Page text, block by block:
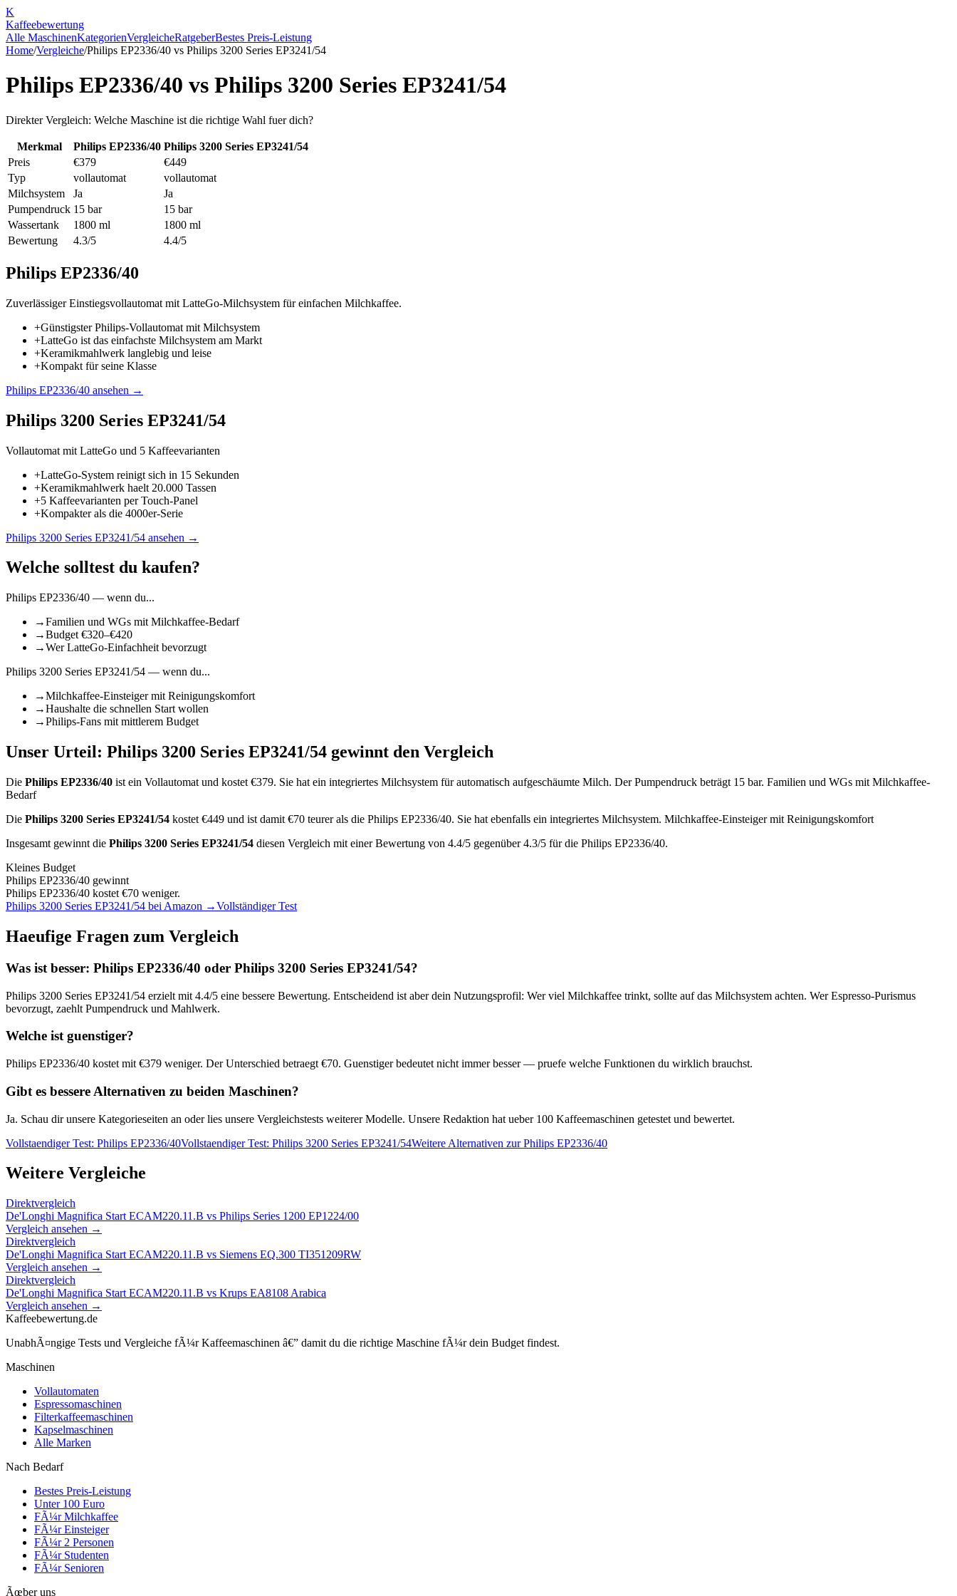
K
Kaffeebewertung
Alle MaschinenKategorienVergleicheRatgeberBestes Preis-Leistung
Home/Vergleiche/Philips EP2336/40 vs Philips 3200 Series EP3241/54
Philips EP2336/40 vs Philips 3200 Series EP3241/54
Direkter Vergleich: Welche Maschine ist die richtige Wahl fuer dich?
Merkmal Philips EP2336/40 Philips 3200 Series EP3241/54
Preis
€379
€449
Typ
vollautomat
vollautomat
Milchsystem
Ja
Ja
Pumpendruck 15 bar
15 bar
Wassertank
1800 ml
1800 ml
Bewertung
4.3/5 4.4/5
Philips EP2336/40
Zuverlässiger Einstiegsvollautomat mit LatteGo-Milchsystem für einfachen Milchkaffee.
+Günstigster Philips-Vollautomat mit Milchsystem
+LatteGo ist das einfachste Milchsystem am Markt
+Keramikmahlwerk langlebig und leise
+Kompakt für seine Klasse
Philips EP2336/40 ansehen →
Philips 3200 Series EP3241/54
Vollautomat mit LatteGo und 5 Kaffeevarianten
+LatteGo-System reinigt sich in 15 Sekunden
+Keramikmahlwerk haelt 20.000 Tassen
+5 Kaffeevarianten per Touch-Panel
+Kompakter als die 4000er-Serie
Philips 3200 Series EP3241/54 ansehen →
Welche solltest du kaufen?
Philips EP2336/40 — wenn du...
→Familien und WGs mit Milchkaffee-Bedarf
→Budget €320–€420
→Wer LatteGo-Einfachheit bevorzugt
Philips 3200 Series EP3241/54 — wenn du...
→Milchkaffee-Einsteiger mit Reinigungskomfort
→Haushalte die schnellen Start wollen
→Philips-Fans mit mittlerem Budget
Unser Urteil: Philips 3200 Series EP3241/54 gewinnt den Vergleich
Die Philips EP2336/40 ist ein Vollautomat und kostet €379. Sie hat ein integriertes Milchsystem für automatisch aufgeschäumte Milch. Der Pumpendruck beträgt 15 bar. Familien und WGs mit Milchkaffee-
Bedarf
Die Philips 3200 Series EP3241/54 kostet €449 und ist damit €70 teurer als die Philips EP2336/40. Sie hat ebenfalls ein integriertes Milchsystem. Milchkaffee-Einsteiger mit Reinigungskomfort
Insgesamt gewinnt die Philips 3200 Series EP3241/54 diesen Vergleich mit einer Bewertung von 4.4/5 gegenüber4.3/5 für die Philips EP2336/40.
Kleines Budget
Philips EP2336/40 gewinnt
Philips EP2336/40 kostet €70 weniger.
Philips 3200 Series EP3241/54 bei Amazon →Vollständiger Test
Haeufige Fragen zum Vergleich
Was ist besser: Philips EP2336/40 oder Philips 3200 Series EP3241/54?
Philips 3200 Series EP3241/54 erzielt mit 4.4/5 eine bessere Bewertung. Entscheidend ist aber dein Nutzungsprofil: Wer viel Milchkaffee trinkt, sollte auf das Milchsystem achten. Wer Espresso-Purismus
bevorzugt, zaehlt Pumpendruck und Mahlwerk.
Welche ist guenstiger?
Philips EP2336/40 kostet mit €379 weniger. Der Unterschied betraegt €70. Guenstiger bedeutet nicht immer besser — pruefe welche Funktionen du wirklich brauchst.
Gibt es bessere Alternativen zu beiden Maschinen?
Ja. Schau dir unsere Kategorieseiten an oder lies unsere Vergleichstests weiterer Modelle. Unsere Redaktion hat ueber 100 Kaffeemaschinen getestet und bewertet.
Vollstaendiger Test: Philips EP2336/40Vollstaendiger Test: Philips 3200 Series EP3241/54Weitere Alternativen zurPhilips EP2336/40
Weitere Vergleiche
Direktvergleich
De'Longhi Magnifica Start ECAM220.11.B vs Philips Series 1200 EP1224/00
Vergleich ansehen →
Direktvergleich
De'Longhi Magnifica Start ECAM220.11.B vs Siemens EQ.300 TI351209RW
Vergleich ansehen →
Direktvergleich
De'Longhi Magnifica Start ECAM220.11.B vs Krups EA8108 Arabica
Vergleich ansehen →
Kaffeebewertung.de
UnabhÃ¤ngige Tests und Vergleiche fÃ¼r Kaffeemaschinen â€” damit du die richtige Maschine fÃ¼r dein Budget findest.
Maschinen
Vollautomaten
Espressomaschinen
Filterkaffeemaschinen
Kapselmaschinen
Alle Marken
Nach Bedarf
Bestes Preis-Leistung
Unter 100 Euro
FÃ¼r Milchkaffee
FÃ¼r Einsteiger
FÃ¼r 2 Personen
FÃ¼r Studenten
FÃ¼r Senioren
Ãœber uns